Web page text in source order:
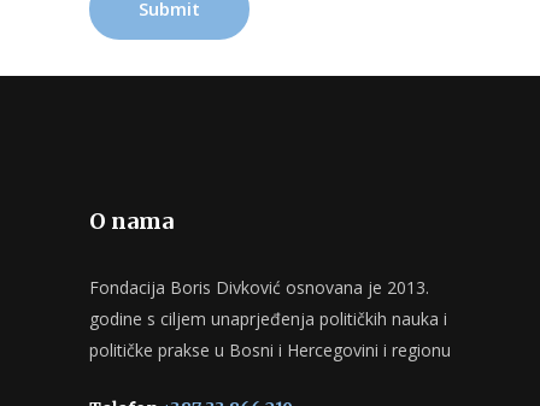
O nama
Fondacija Boris Divković osnovana je 2013.
godine s ciljem unaprjeđenja političkih nauka i
političke prakse u Bosni i Hercegovini i regionu